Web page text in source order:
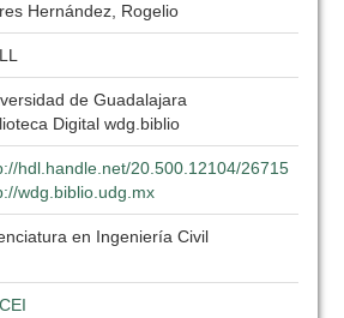
Hernández, Rogelio
de Guadalajara
Digital wdg.biblio
hdl.handle.net/20.500.12104/26715
wdg.biblio.udg.mx
en Ingeniería Civil